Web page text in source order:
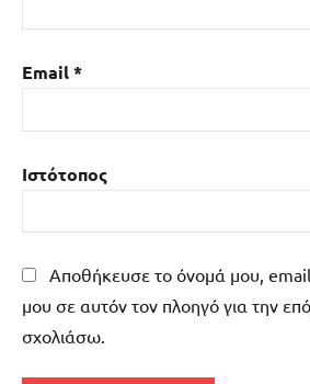
Email*
Ιστότοπος
Αποθήκευσε το όνομά μου,
μου σε αυτόν τον πλοηγό για την
σχολιάσω.